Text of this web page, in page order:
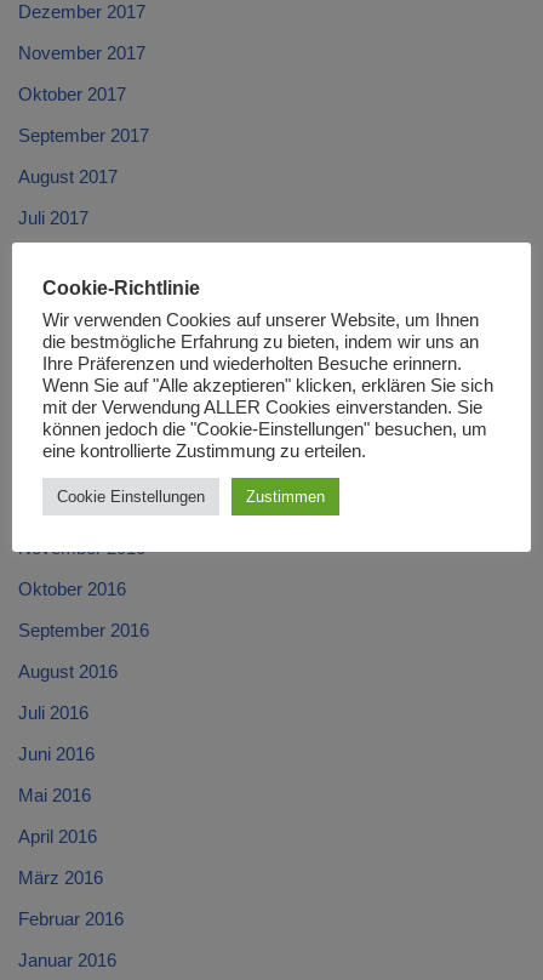
Dezember 2017
November 2017
Oktober 2017
September 2017
August 2017
Juli 2017
Mai 2017
April 2017
März 2017
Februar 2017
Dezember 2016
November 2016
Oktober 2016
September 2016
August 2016
Juli 2016
Juni 2016
Mai 2016
April 2016
März 2016
Februar 2016
Januar 2016
Cookie-Richtlinie
Wir verwenden Cookies auf unserer Website, um Ihnen
die bestmögliche Erfahrung zu bieten, indem wir uns an
Ihre Präferenzen und wiederholten Besuche erinnern.
Wenn Sie auf "Alle akzeptieren" klicken, erklären Sie sich
mit der Verwendung ALLER Cookies einverstanden. Sie
können jedoch die "Cookie-Einstellungen" besuchen, um
eine kontrollierte Zustimmung zu erteilen.
Cookie Einstellungen Zustimmen